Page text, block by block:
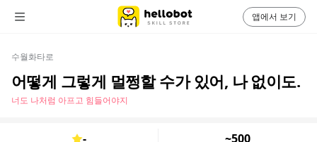
수월화타로
어떻게 그렇게 멀쩡할 수가 있어, 나 없이도.
너도 나처럼 아프고 힘들어야지
- ~500
앱에서 보기